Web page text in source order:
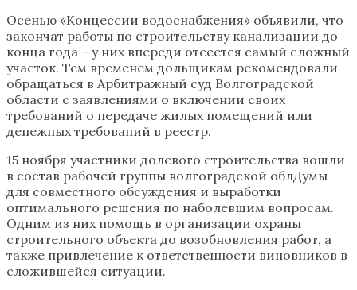
Осенью «Концессии водоснабжения» объявили, что
закончат работы по строительству канализации до
конца года – у них впереди отсеется самый сложный
участок. Тем временем дольщикам рекомендовали
обращаться в Арбитражный суд Волгоградской
области с заявлениями о включении своих
требований о передаче жилых помещений или
денежных требований в реестр.
15 ноября участники долевого строительства вошли
в состав рабочей группы волгоградской облДумы
для совместного обсуждения и выработки
оптимального решения по наболевшим вопросам.
Одним из них помощь в организации охраны
строительного объекта до возобновления работ, а
также привлечение к ответственности виновников в
сложившейся ситуации.